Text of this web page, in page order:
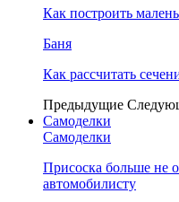
Как построить
Баня
Как рассчитать
Предыдущие
Самоделки
Самоделки
Присоска больше не
автомобилисту